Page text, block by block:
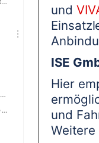
Anbindungen und Lösungen über unsere Web-Schnittstelle (REST-API)
Use Cases - Tipps und Tricks für die Anwendung von DIVERA 24/7
und
ISE
Hier
und